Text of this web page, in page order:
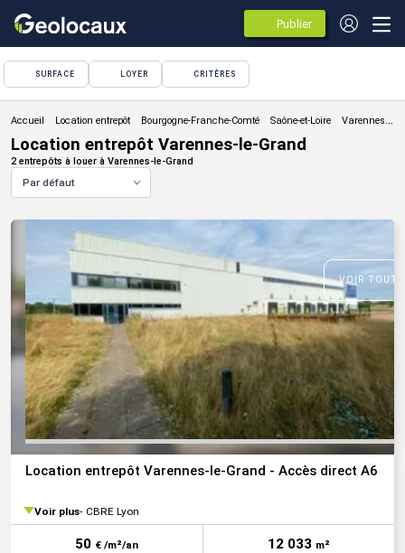
Publier
des
annonces
SURFACE LOYER CRITÈRES
Location entrepôt
Location entrepôt Varennes-le-Grand
2 entrepôts à louer à Varennes-le-Grand
Par défaut
VOIR
Location entrepôt Varennes-le-Grand - Accès direct A6
Voir plus CBRE Lyon
50 € /m²/an 12 033 m²